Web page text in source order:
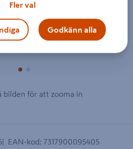
bilden för att zooma in
EAN-kod: 7317900095405
Fler val
Godkänn alla